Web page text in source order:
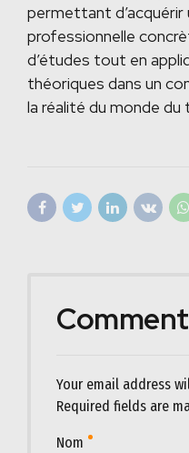
permettant d’acquérir
professionnelle
d’études tout en
théoriques dans un
la réalité du monde du
Your email address
Required fields are
Nom